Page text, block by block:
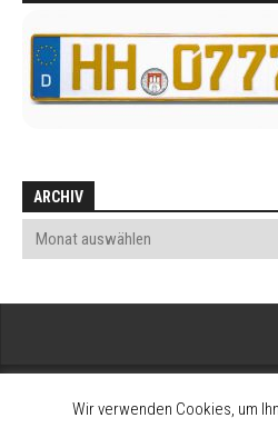
ARCHIV
2008-2026 Alltagsklassiker -
Wir verwenden Cookies, um